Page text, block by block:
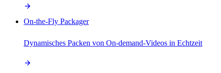
On-the-Fly Packager
Dynamisches Packen von On-demand-Videos in Echtzeit